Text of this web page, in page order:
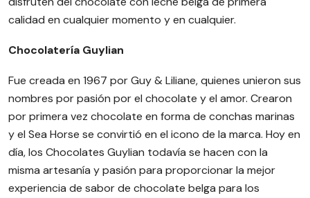
calidad en cualquier momento y en cualquier.
Chocolatería Guylian
Fue creada en 1967 por Guy & Liliane, quienes unieron sus
nombres por pasión por el chocolate y el amor. Crearon
por primera vez chocolate en forma de conchas marinas
y el Sea Horse se convirtió en el icono de la marca. Hoy en
día, los Chocolates Guylian todavía se hacen con la
misma artesanía y pasión para proporcionar la mejor
experiencia de sabor de chocolate belga para los